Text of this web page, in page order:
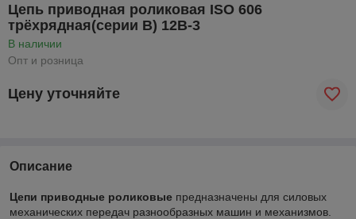
Цепь приводная роликовая ISO 606
трёхрядная(серии В) 12В-3
В наличии
Опт и розница
Цену уточняйте
Описание
Цепи приводные роликовые предназначены для силовых
механических передач разнообразных машин и механизмов.